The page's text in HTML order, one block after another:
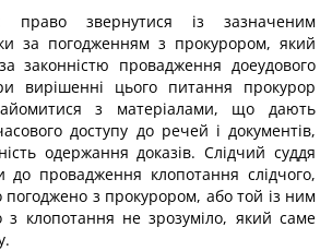
звернутися із зазначеним
за погодженням з прокурором, який
законністю провадження доеудового
вирішенні цього питання прокурор
з матеріалами, що дають
доступу до речей і документів,
одержання доказів. Слідчий суддя
провадження клопотання слідчого,
з прокурором, або той із ним
з клопотання не зрозуміло, який саме